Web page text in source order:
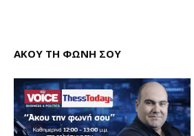
ΑΚΟΥ ΤΗ ΦΩΝΗ ΣΟΥ